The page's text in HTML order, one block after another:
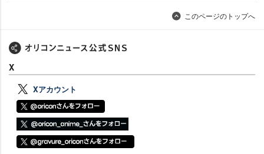
このページのトップへ
X
Xアカウント